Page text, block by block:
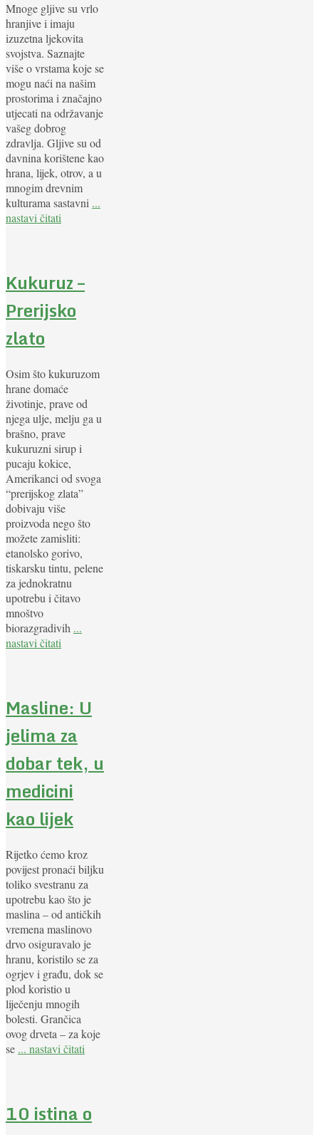
Mnoge gljive su vrlo
hranjive i imaju
izuzetna ljekovita
svojstva. Saznajte
više o vrstama koje se
mogu naći na našim
prostorima i značajno
utjecati na održavanje
vašeg dobrog
zdravlja. Gljive su od
davnina korištene kao
hrana, lijek, otrov, a u
mnogim drevnim
kulturama sastavni ...
nastavi čitati
Kukuruz –
Prerijsko
zlato
Osim što kukuruzom
hrane domaće
životinje, prave od
njega ulje, melju ga u
brašno, prave
kukuruzni sirup i
pucaju kokice,
Amerikanci od svoga
“prerijskog zlata”
dobivaju više
proizvoda nego što
možete zamisliti:
etanolsko gorivo,
tiskarsku tintu, pelene
za jednokratnu
upotrebu i čitavo
mnoštvo
biorazgradivih ...
nastavi čitati
Masline: U
jelima za
dobar tek, u
medicini
kao lijek
Rijetko ćemo kroz
povijest pronaći biljku
toliko svestranu za
upotrebu kao što je
maslina – od antičkih
vremena maslinovo
drvo osiguravalo je
hranu, koristilo se za
ogrjev i građu, dok se
plod koristio u
liječenju mnogih
bolesti. Grančica
ovog drveta – za koje
se ... nastavi čitati
10 istina o